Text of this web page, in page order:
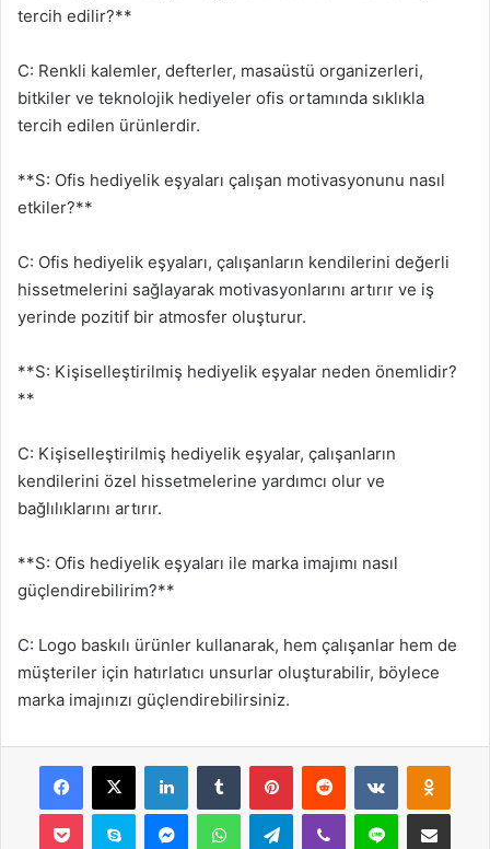
tercih edilir?**
C: Renkli kalemler, defterler, masaüstü organizerleri,
bitkiler ve teknolojik hediyeler ofis ortamında sıklıkla
tercih edilen ürünlerdir.
**S: Ofis hediyelik eşyaları çalışan motivasyonunu nasıl
etkiler?**
C: Ofis hediyelik eşyaları, çalışanların kendilerini değerli
hissetmelerini sağlayarak motivasyonlarını artırır ve iş
yerinde pozitif bir atmosfer oluşturur.
**S: Kişiselleştirilmiş hediyelik eşyalar neden önemlidir?
**
C: Kişiselleştirilmiş hediyelik eşyalar, çalışanların
kendilerini özel hissetmelerine yardımcı olur ve
bağlılıklarını artırır.
**S: Ofis hediyelik eşyaları ile marka imajımı nasıl
güçlendirebilirim?**
C: Logo baskılı ürünler kullanarak, hem çalışanlar hem de
müşteriler için hatırlatıcı unsurlar oluşturabilir, böylece
marka imajınızı güçlendirebilirsiniz.
Facebook
X LinkedInTumblr PinterestReddit VKontakte
Pocket Skype MessengerWhatsAppTelegramViber Line E-Posta ile